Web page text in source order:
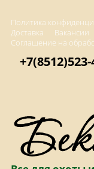
Политика
Доставка
Вакансии
Соглашение на